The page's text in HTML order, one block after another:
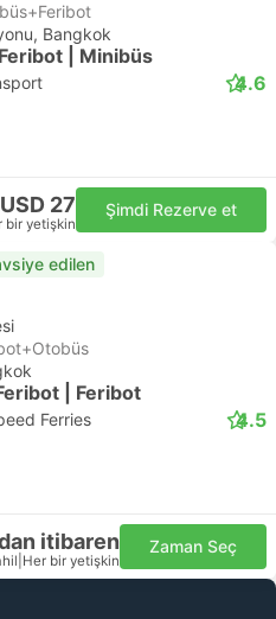
Bangkok
| Minibüs
4.6
USD 27
bir yetişkin
Şimdi Rezerve et
edilen
| Feribot
Ferries 4.5
itibaren
Her bir yetişkin
Zaman Seç